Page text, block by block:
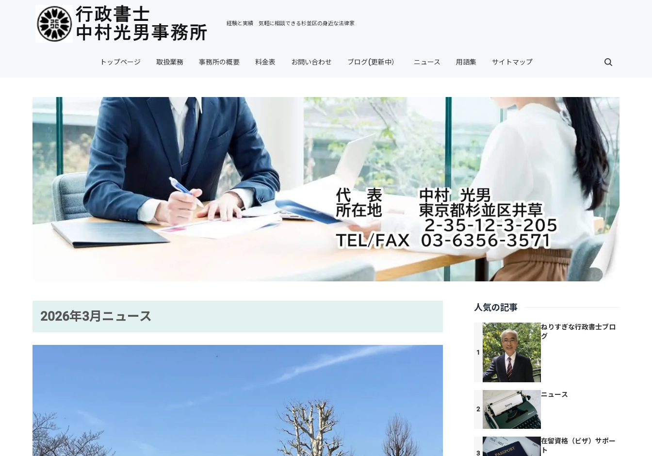
トップページ 取扱業務 事務所の概要 料金表 お問い合わせ ブログ(更新中） ニュース 用語集 サイトマップ
2026年3月ニュース
人気の記事
ねりすぎな行政書士ブロ
グ
ニュース
在留資格（ビザ）サポー
ト